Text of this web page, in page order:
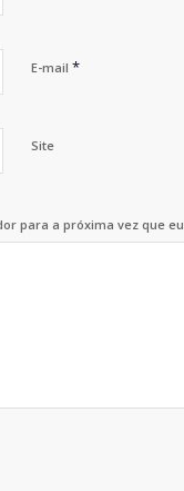
E-mail *
Site
para a próxima vez que